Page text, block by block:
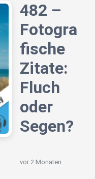
482 –
Fotogra
fische
Zitate:
Fluch
oder
Segen?
vor 2 Monaten